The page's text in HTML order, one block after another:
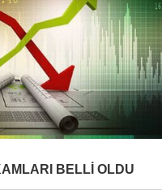
BELLİ OLDU